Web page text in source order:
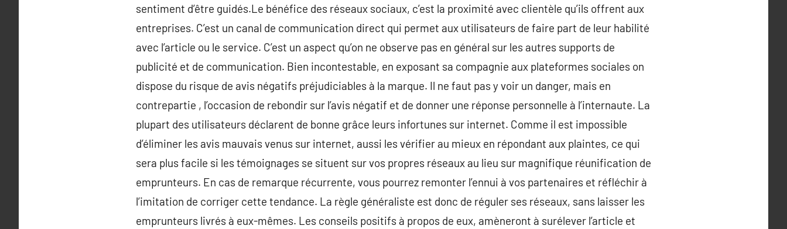
sentiment d’être guidés.Le bénéfice des réseaux sociaux, c’est la proximité avec clientèle qu’ils offrent aux
entreprises. C’est un canal de communication direct qui permet aux utilisateurs de faire part de leur habilité
avec l’article ou le service. C’est un aspect qu’on ne observe pas en général sur les autres supports de
publicité et de communication. Bien incontestable, en exposant sa compagnie aux plateformes sociales on
dispose du risque de avis négatifs préjudiciables à la marque. Il ne faut pas y voir un danger, mais en
contrepartie , l’occasion de rebondir sur l’avis négatif et de donner une réponse personnelle à l’internaute. La
plupart des utilisateurs déclarent de bonne grâce leurs infortunes sur internet. Comme il est impossible
d’éliminer les avis mauvais venus sur internet, aussi les vérifier au mieux en répondant aux plaintes, ce qui
sera plus facile si les témoignages se situent sur vos propres réseaux au lieu sur magnifique réunification de
emprunteurs. En cas de remarque récurrente, vous pourrez remonter l’ennui à vos partenaires et réfléchir à
l’imitation de corriger cette tendance. La règle généraliste est donc de réguler ses réseaux, sans laisser les
emprunteurs livrés à eux-mêmes. Les conseils positifs à propos de eux, amèneront à surélever l’article et